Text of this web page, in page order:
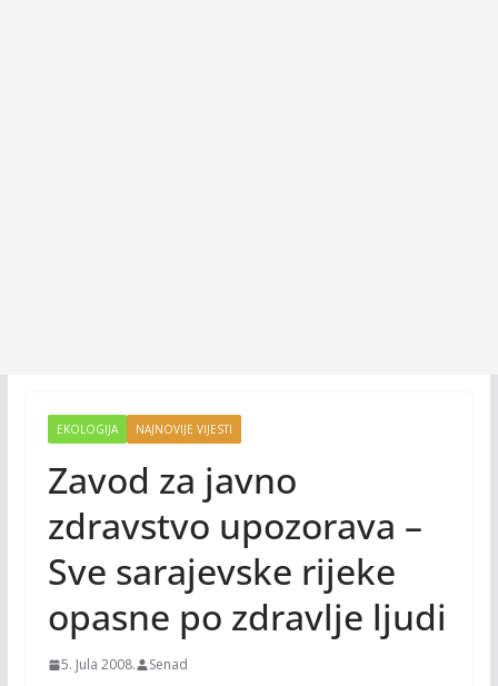
EKOLOGIJA NAJNOVIJE VIJESTI
Zavod za javno
zdravstvo upozorava –
Sve sarajevske rijeke
opasne po zdravlje ljudi
5. Jula 2008. Senad